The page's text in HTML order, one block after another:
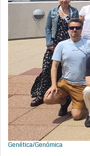
Genética/Genómica